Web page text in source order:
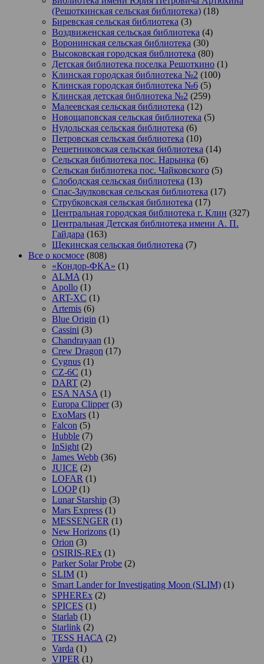
(Решоткинская сельская библиотека) (18)
Биревская сельская библиотека (3)
Воздвиженская сельская библиотека (4)
Воронинская сельская библиотека (30)
Высоковская городская библиотека (80)
Детская библиотека поселка Решоткино (1)
Клинская городская библиотека №2 (100)
Клинская городская библиотека №6 (5)
Клинская детская библиотека №2 (259)
Малеевская сельская библиотека (12)
Новощаповская сельская библиотека (5)
Нудольская сельская библиотека (6)
Петровская сельская библиотека (10)
Решетниковская сельская библиотека (14)
Сельская библиотека пос. Нарынка (6)
Сельская библиотека пос. Чайковского (5)
Слободская сельская библиотека (13)
Спас-Заулковская сельская библиотека (17)
Струбковская сельская библиотека (17)
Центральная городская библиотека г. Клин (327)
Центральная Детская библиотека имени А. П.
Гайдара (163)
Щекинская сельская библиотека (7)
Все о космосе (808)
«Кондор-ФКА» (1)
ALMA (1)
Apollo (1)
ART-XC (1)
Artemis (6)
Blue Origin (1)
Cassini (3)
Chandrayaan (1)
Crew Dragon (17)
Cygnus (1)
CZ-6C (1)
DART (2)
ESA NASA (1)
Europa Clipper(3)
ExoMars (1)
Falcon (5)
Hubble (7)
InSight (2)
James Webb (36)
JUICE (2)
LOFAR (1)
LOOP(1)
Lunar Starship (3)
Mars Express (1)
MESSENGER (1)
New Horizons (1)
Orion (3)
OSIRIS-REx (1)
Parker Solar Probe (2)
SLIM (1)
Smart Lander for Investigating Moon (SLIM) (1)
SPHEREx (2)
SPICES (1)
Starlab (1)
Starlink (2)
TESS НАСА (2)
Varda (1)
VIPER (1)